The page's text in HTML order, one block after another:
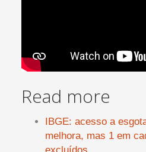
Read more
IBGE: acesso a
melhora, mas 1 em